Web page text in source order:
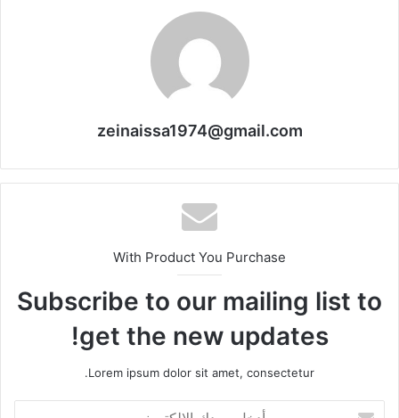
zeinaissa1974@gmail.com
With Product You Purchase
Subscribe to our mailing list to
get the new updates!
Lorem ipsum dolor sit amet, consectetur.